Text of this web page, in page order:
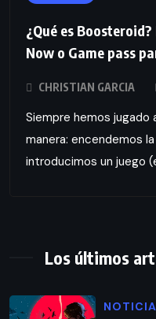
¿Qué es
Now o Game pass
CHRISTIAN GARCIA
Siempre hemos jugado
manera: encendemos
introducimos un juego
Los últimos